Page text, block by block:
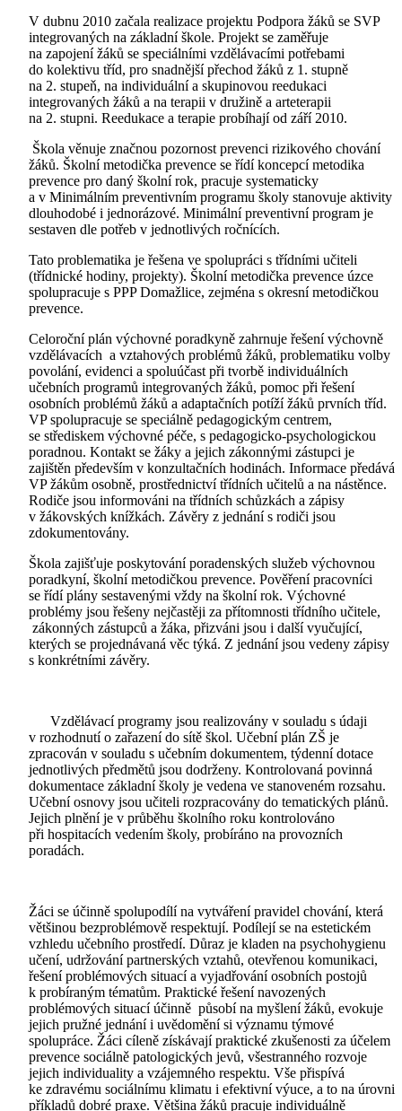
V dubnu 2010 začala realizace projektu Podpora žáků se SVP
integrovaných na základní škole. Projekt se zaměřuje
na zapojení žáků se speciálními vzdělávacími potřebami
do kolektivu tříd, pro snadnější přechod žáků z 1. stupně
na 2. stupeň, na individuální a skupinovou reedukaci
integrovaných žáků a na terapii v družině a arteterapii
na 2. stupni. Reedukace a terapie probíhají od září 2010.
Škola věnuje značnou pozornost prevenci rizikového chování
žáků. Školní metodička prevence se řídí koncepcí metodika
prevence pro daný školní rok, pracuje systematicky
a v Minimálním preventivním programu školy stanovuje aktivity
dlouhodobé i jednorázové. Minimální preventivní program je
sestaven dle potřeb v jednotlivých ročnících.
Tato problematika je řešena ve spolupráci s třídními učiteli
(třídnické hodiny, projekty). Školní metodička prevence úzce
spolupracuje s PPP Domažlice, zejména s okresní metodičkou
prevence.
Celoroční plán výchovné poradkyně zahrnuje řešení výchovně
vzdělávacích a vztahových problémů žáků, problematiku volby
povolání, evidenci a spoluúčast při tvorbě individuálních
učebních programů integrovaných žáků, pomoc při řešení
osobních problémů žáků a adaptačních potíží žáků prvních tříd.
VP spolupracuje se speciálně pedagogickým centrem,
se střediskem výchovné péče, s pedagogicko-psychologickou
poradnou. Kontakt se žáky a jejich zákonnými zástupci je
zajištěn především v konzultačních hodinách. Informace předává
VP žákům osobně, prostřednictví třídních učitelů a na nástěnce.
Rodiče jsou informováni na třídních schůzkách a zápisy
v žákovských knížkách. Závěry z jednání s rodiči jsou
zdokumentovány.
Škola zajišťuje poskytování poradenských služeb výchovnou
poradkyní, školní metodičkou prevence. Pověření pracovníci
se řídí plány sestavenými vždy na školní rok. Výchovné
problémy jsou řešeny nejčastěji za přítomnosti třídního učitele,
zákonných zástupců a žáka, přizváni jsou i další vyučující,
kterých se projednávaná věc týká. Z jednání jsou vedeny zápisy
s konkrétními závěry.
Vzdělávací programy jsou realizovány v souladu s údaji
v rozhodnutí o zařazení do sítě škol. Učební plán ZŠ je
zpracován v souladu s učebním dokumentem, týdenní dotace
jednotlivých předmětů jsou dodrženy. Kontrolovaná povinná
dokumentace základní školy je vedena ve stanoveném rozsahu.
Učební osnovy jsou učiteli rozpracovány do tematických plánů.
Jejich plnění je v průběhu školního roku kontrolováno
při hospitacích vedením školy, probíráno na provozních
poradách.
Žáci se účinně spolupodílí na vytváření pravidel chování, která
většinou bezproblémově respektují. Podílejí se na estetickém
vzhledu učebního prostředí. Důraz je kladen na psychohygienu
učení, udržování partnerských vztahů, otevřenou komunikaci,
řešení problémových situací a vyjadřování osobních postojů
k probíraným tématům. Praktické řešení navozených
problémových situací účinně působí na myšlení žáků, evokuje
jejich pružné jednání i uvědomění si významu týmové
spolupráce. Žáci cíleně získávají praktické zkušenosti za účelem
prevence sociálně patologických jevů, všestranného rozvoje
jejich individuality a vzájemného respektu. Vše přispívá
ke zdravému sociálnímu klimatu i efektivní výuce, a to na úrovni
příkladů dobré praxe. Většina žáků pracuje individuálně